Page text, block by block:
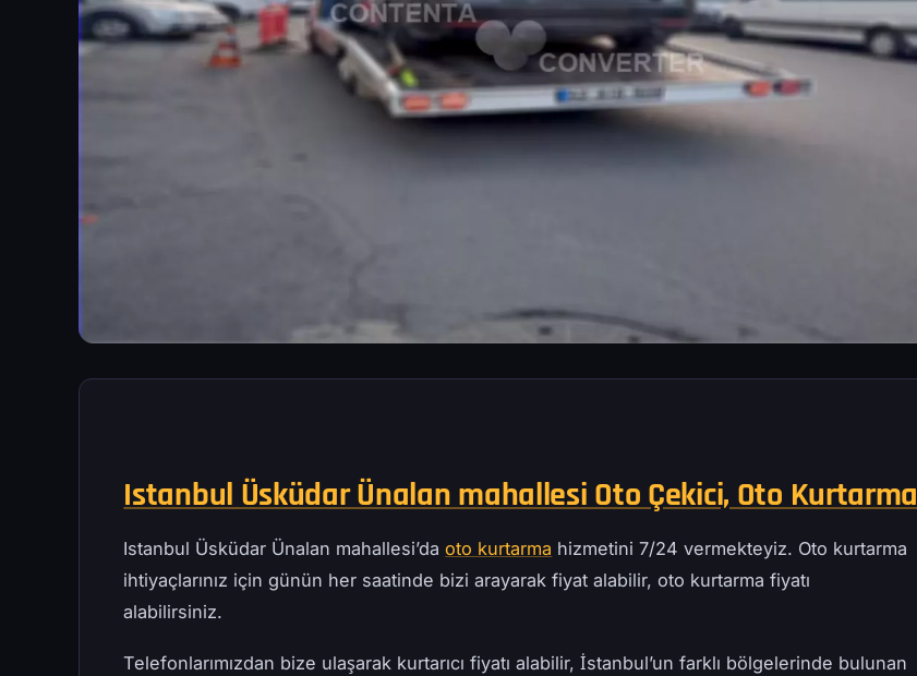
Istanbul Üsküdar Ünalan mahallesi Oto Çekici, Oto Kurtarma
Istanbul Üsküdar Ünalan mahallesi’daoto kurtarma hizmetini 7/24 vermekteyiz. Oto kurtarma
ihtiyaçlarınız için günün her saatinde bizi arayarak fiyat alabilir, oto kurtarma fiyatı
alabilirsiniz.
Telefonlarımızdan bize ulaşarak kurtarıcı fiyatı alabilir, İstanbul’un farklı bölgelerinde bulunan